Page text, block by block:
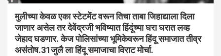
मुलीच्या केवळ एका स्टेटमेंट वरून तिचा ताबा जिहाद्याला दिला
जाणार असेल तर देवेंद्रजी भविष्यात हिंदूंच्या घरा घरात लव्ह
जेहाद घडणार. केज पोलिसांच्या भूमिकेवरून हिंदू समाजात तीव्र
असंतोष.31जुलै ला हिंदू समाजाचा विराट मोर्चा.